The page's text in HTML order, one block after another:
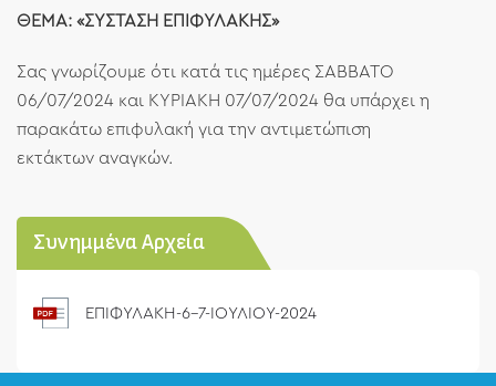
ΘΕΜΑ: «ΣΥΣΤΑΣΗ ΕΠΙΦΥΛΑΚΗΣ»
Σας γνωρίζουμε ότι κατά τις ημέρες ΣΑΒΒΑΤΟ
06/07/2024 και ΚΥΡΙΑΚΗ 07/07/2024 θα υπάρχει η
παρακάτω επιφυλακή για την αντιμετώπιση
εκτάκτων αναγκών.
Συνημμένα Αρχεία
ΕΠΙΦΥΛΑΚΗ-6-7-ΙΟΥΛΙΟΥ-2024